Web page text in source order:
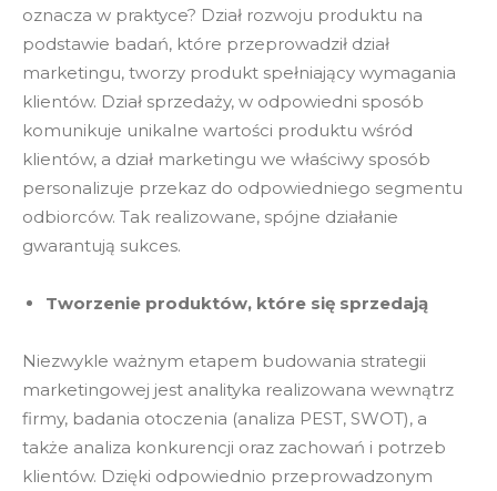
oznacza w praktyce? Dział rozwoju produktu na
podstawie badań, które przeprowadził dział
marketingu, tworzy produkt spełniający wymagania
klientów. Dział sprzedaży, w odpowiedni sposób
komunikuje unikalne wartości produktu wśród
klientów, a dział marketingu we właściwy sposób
personalizuje przekaz do odpowiedniego segmentu
odbiorców. Tak realizowane, spójne działanie
gwarantują sukces.
Tworzenie produktów, które się sprzedają
Niezwykle ważnym etapem budowania strategii
marketingowej jest analityka realizowana wewnątrz
firmy, badania otoczenia (analiza PEST, SWOT), a
także analiza konkurencji oraz zachowań i potrzeb
klientów. Dzięki odpowiednio przeprowadzonym